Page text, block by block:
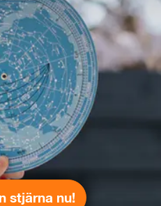
stjärna nu!